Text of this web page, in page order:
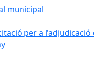
municipal
per a l'adjudicació